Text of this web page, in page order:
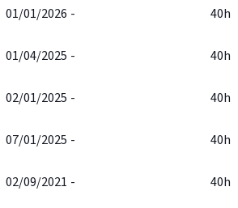
01/01/2026 - 40h
01/04/2025 - 40h
02/01/2025 - 40h
07/01/2025 - 40h
02/09/2021 - 40h